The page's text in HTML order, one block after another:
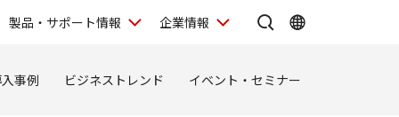
製品・サポート情報 企業情報
事例 ビジネストレンド イベント・セミナー